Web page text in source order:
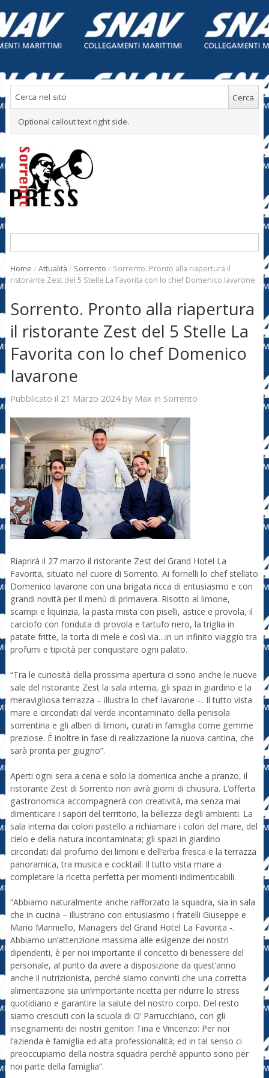
Optional callout text right side.
Home / Attualità / Sorrento / Sorrento. Pronto alla riapertura il
ristorante Zest del 5 Stelle La Favorita con lo chef Domenico Iavarone
Sorrento. Pronto alla riapertura
il ristorante Zest del 5 Stelle La
Favorita con lo chef Domenico
Iavarone
Pubblicato il 21 Marzo 2024by Max in Sorrento
Riaprirà il 27 marzo il ristorante Zest del Grand Hotel La
Favorita, situato nel cuore di Sorrento. Ai fornelli lo chef stellato
Domenico Iavarone con una brigata ricca di entusiasmo e con
grandi novità per il menù di primavera. Risotto al limone,
scampi e liquirizia, la pasta mista con piselli, astice e provola, il
carciofo con fonduta di provola e tartufo nero, la triglia in
patate fritte, la torta di mele e così via…in un infinito viaggio tra
profumi e tipicità per conquistare ogni palato.
“Tra le curiosità della prossima apertura ci sono anche le nuove
sale del ristorante Zest la sala interna, gli spazi in giardino e la
meravigliosa terrazza – illustra lo chef Iavarone –. Il tutto vista
mare e circondati dal verde incontaminato della penisola
sorrentina e gli alberi di limoni, curati in famiglia come gemme
preziose. È inoltre in fase di realizzazione la nuova cantina, che
sarà pronta per giugno”.
Aperti ogni sera a cena e solo la domenica anche a pranzo, il
ristorante Zest di Sorrento non avrà giorni di chiusura. L’offerta
gastronomica accompagnerà con creatività, ma senza mai
dimenticare i sapori del territorio, la bellezza degli ambienti. La
sala interna dai colori pastello a richiamare i colori del mare, del
cielo e della natura incontaminata; gli spazi in giardino
circondati dal profumo dei limoni e dell’erba fresca e la terrazza
panoramica, tra musica e cocktail. Il tutto vista mare a
completare la ricetta perfetta per momenti indimenticabili.
“Abbiamo naturalmente anche rafforzato la squadra, sia in sala
che in cucina – illustrano con entusiasmo i fratelli Giuseppe e
Mario Manniello, Managers del Grand Hotel La Favorita -.
Abbiamo un’attenzione massima alle esigenze dei nostri
dipendenti, è per noi importante il concetto di benessere del
personale, al punto da avere a disposizione da quest’anno
anche il nutrizionista, perché siamo convinti che una corretta
alimentazione sia un’importante ricetta per ridurre lo stress
quotidiano e garantire la salute del nostro corpo. Del resto
siamo cresciuti con la scuola di O’ Parrucchiano, con gli
insegnamenti dei nostri genitori Tina e Vincenzo: Per noi
l’azienda è famiglia ed alta professionalità; ed in tal senso ci
preoccupiamo della nostra squadra perché appunto sono per
noi parte della famiglia”.